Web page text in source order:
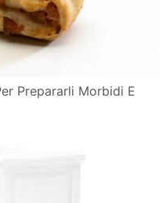
Prepararli Morbidi E